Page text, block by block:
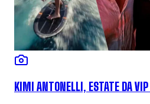
KIMI ANTONELLI, ESTATE DA